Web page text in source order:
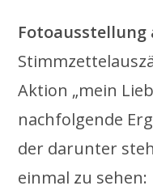
Fotoausstellung
Aktion „mein
nachfolgende
der darunter
einmal zu sehen: